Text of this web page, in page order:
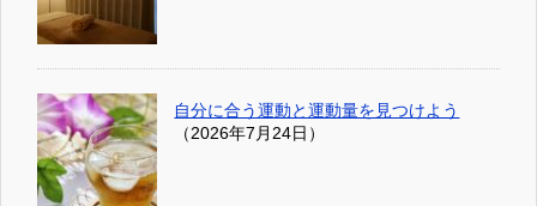
自分に合う運動と運動量を見つけよう
（2026年7月24日）